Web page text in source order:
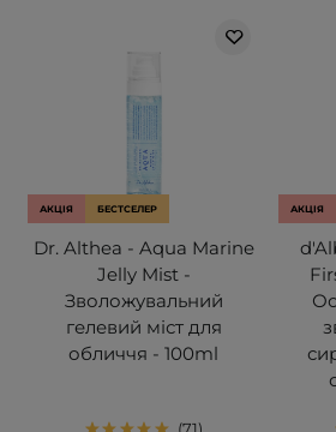
АКЦІЯ БЕСТСЕЛЕР
Dr. Althea - Aqua Marine
Jelly Mist -
Зволожувальний
гелевий міст для
обличчя - 100ml
АКЦІЯ